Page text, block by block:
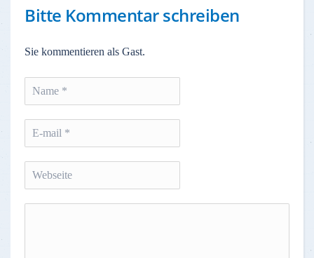
Bitte Kommentar schreiben
Sie kommentieren als Gast.